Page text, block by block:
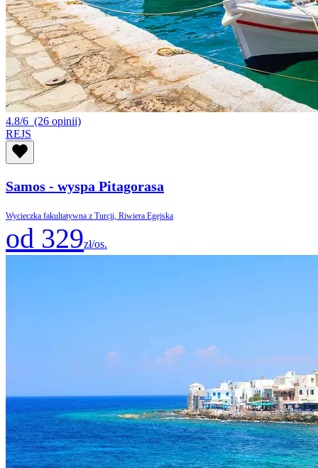
4.8/6 (26 opinii)
REJS
Samos - wyspa Pitagorasa
Wycieczka fakultatywna z Turcji, Riwiera Egejska
od 329zł/os.